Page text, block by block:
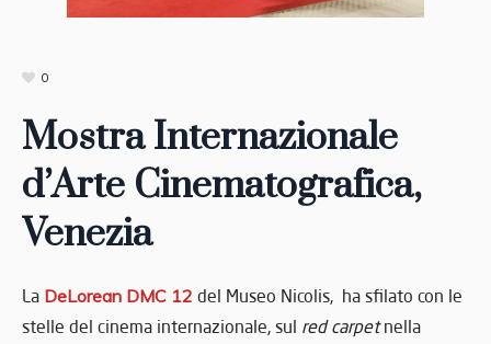
0
Mostra Internazionale
d’Arte Cinematografica,
Venezia
La DeLorean DMC 12 del Museo Nicolis, ha sfilato con le
stelle del cinema internazionale, sul red carpetnella